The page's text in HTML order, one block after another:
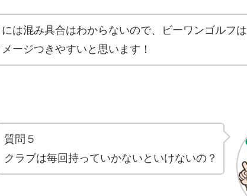
は混み具合はわからないので、ビーワンゴルフは
ージつきやすいと思います！
質問５
クラブは毎回持っていかないといけないの？